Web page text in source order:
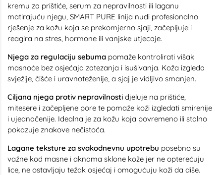
kremu za prištiće, serum za nepravilnosti ili laganu
matirajuću njegu, SMART PURE linija nudi profesionalno
rješenje za kožu koja se prekomjerno sjaji, začepljuje i
reagira na stres, hormone ili vanjske utjecaje.
Njega za regulaciju sebuma pomaže kontrolirati višak
masnoće bez osjećaja zatezanja i isušivanja. Koža izgleda
svježije, čišće i uravnoteženije, a sjaj je vidljivo smanjen.
Ciljana njega protiv nepravilnosti djeluje na prištiće,
mitesere i začepljene pore te pomaže koži izgledati smirenije
i ujednačenije. Idealna je za kožu koja povremeno ili stalno
pokazuje znakove nečistoća.
Lagane teksture za svakodnevnu upotrebu posebno su
važne kod masne i aknama sklone kože jer ne opterećuju
lice, ne ostavljaju težak osjećaj i omogućuju koži da diše.